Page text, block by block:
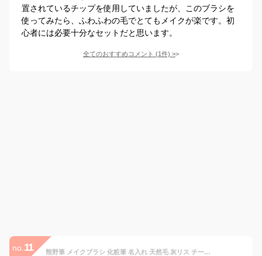
置されているチップを使用していましたが、このブラシを
使ってみたら、ふわふわの毛でとてもメイクが楽です。初
心者には必要十分なセットだと思います。
全てのおすすめコメント (1件) >
no. 11 熊野筆 メイクブラシ 化粧筆 名入れ 天然毛 灰リス チークブラシ パウダーブラシ フェイスブラシ『携帯用パウダーブラシ（灰リス＋山羊）』女性 プレゼント ギフト お洒落 可愛い 20代 30代 40代 50代 母の日 結婚祝 引き出物 引出物